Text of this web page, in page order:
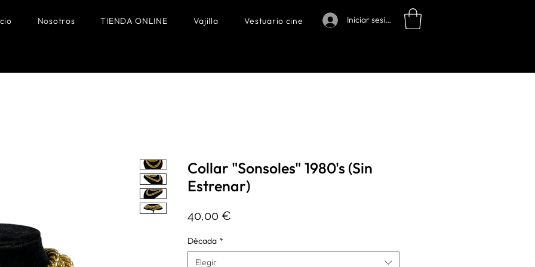
Nosotros TIENDA ONLINE Vajilla Vestuario cine Iniciar sesión
Collar "Sonsoles" 1980's (Sin
Estrenar)
40,00 €
Década *
Elegir